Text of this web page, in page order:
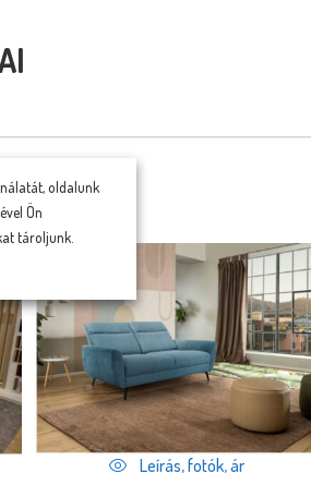
Leírás, fotók, ár
oldalunk
Ön
tároljunk.